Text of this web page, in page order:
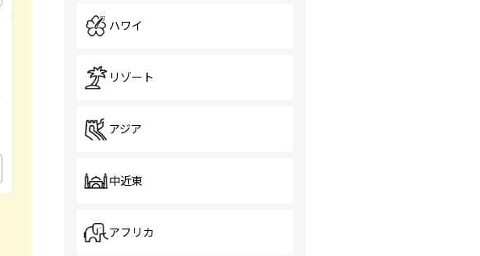
ハワイ
リゾート
アジア
中近東
アフリカ